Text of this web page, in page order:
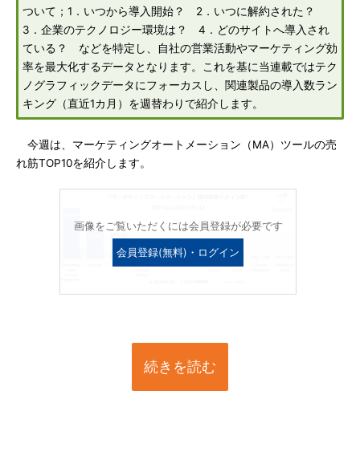
ついて；1．いつから導入開始？ 2．いつに解約された？
3．企業のテクノロジー環境は？ 4．どのサイトへ導入され
ている？ などを特定し、自社の営業活動やマーケティング効
率を最大化するデータとなります。これを基に当連載ではテク
ノグラフィックデータにフォーカスし、関連製品の導入数ラン
キング（直近1カ月）を週替わりで紹介します。
今週は、マーケティングオートメーション（MA）ツールの売
れ筋TOP10を紹介します。
画像をご覧いただくには会員登録が必要です
会員登録(無料)・ログイン
続きを読む